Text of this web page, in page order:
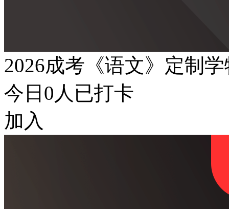
2026成考《语文》定制
今日 0 人已打卡
加入